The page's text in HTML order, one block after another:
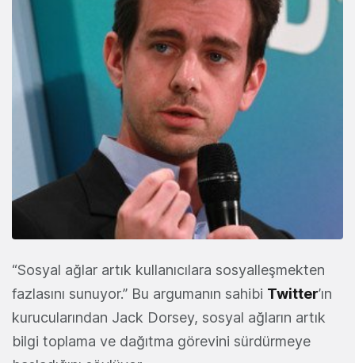
“Sosyal ağlar artık kullanıcılara sosyalleşmekten
fazlasını sunuyor.” Bu argumanın sahibi Twitter’ın
kurucularından Jack Dorsey, sosyal ağların artık
bilgi toplama ve dağıtma görevini sürdürmeye